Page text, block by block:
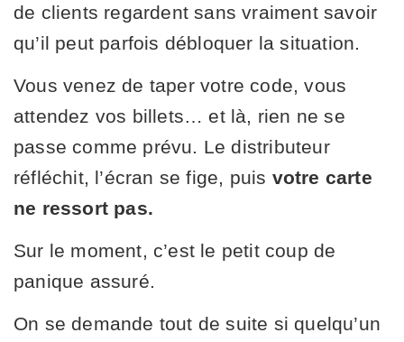
de clients regardent sans vraiment savoir
qu’il peut parfois débloquer la situation.
Vous venez de taper votre code, vous
attendez vos billets… et là, rien ne se
passe comme prévu. Le distributeur
réfléchit, l’écran se fige, puis votre carte
ne ressort pas.
Sur le moment, c’est le petit coup de
panique assuré.
On se demande tout de suite si quelqu’un